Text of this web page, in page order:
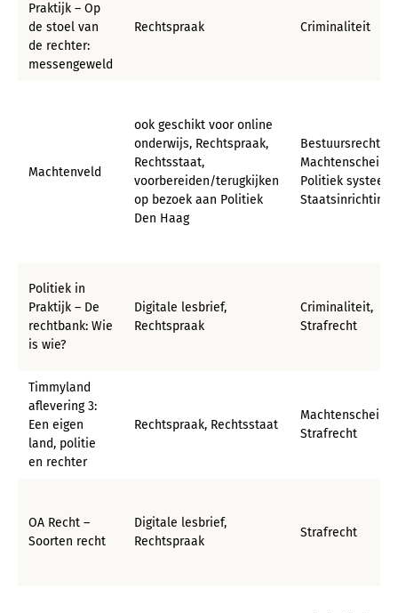
Praktijk – Op
de stoel van
de rechter:
messengeweld
Rechtspraak Criminaliteit
Machtenveld
ook geschikt voor online
onderwijs, Rechtspraak,
Rechtsstaat,
voorbereiden/terugkijken
op bezoek aan Politiek
Den Haag
Bestuursrecht,
Politiek systeem,
Staatsinrichting
Politiek in
Praktijk – De
rechtbank: Wie
is wie?
Digitale lesbrief,
Rechtspraak
Criminaliteit,
Strafrecht
Timmyland
aflevering 3:
Een eigen
land, politie
en rechter
Rechtspraak, Rechtsstaat
Strafrecht
OA Recht –
Soorten recht
Digitale lesbrief,
Rechtspraak
Strafrecht